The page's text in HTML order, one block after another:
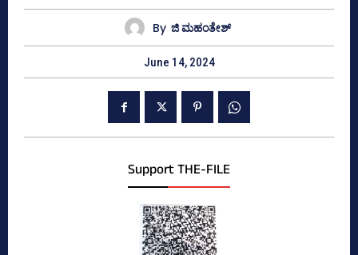
By ಜಿ ಮಹಂತೇಶ್
June 14, 2024
Support THE-FILE